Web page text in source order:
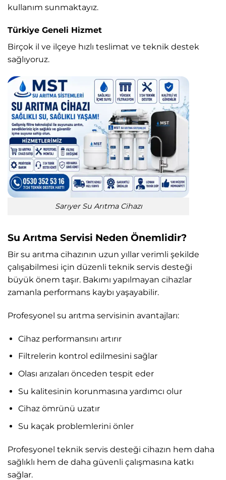
kullanım sunmaktayız.
Türkiye Geneli Hizmet
Birçok il ve ilçeye hızlı teslimat ve teknik destek
sağlıyoruz.
Sarıyer Su Arıtma Cihazı
Su Arıtma Servisi Neden Önemlidir?
Bir su arıtma cihazının uzun yıllar verimli şekilde
çalışabilmesi için düzenli teknik servis desteği
büyük önem taşır. Bakımı yapılmayan cihazlar
zamanla performans kaybı yaşayabilir.
Profesyonel su arıtma servisinin avantajları:
Cihaz performansını artırır
Filtrelerin kontrol edilmesini sağlar
Olası arızaları önceden tespit eder
Su kalitesinin korunmasına yardımcı olur
Cihaz ömrünü uzatır
Su kaçak problemlerini önler
Profesyonel teknik servis desteği cihazın hem daha
sağlıklı hem de daha güvenli çalışmasına katkı
sağlar.